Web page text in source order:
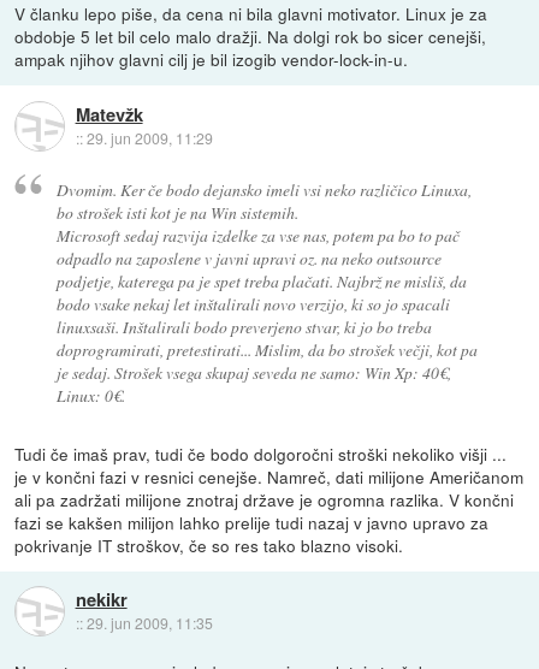
V članku lepo piše, da cena ni bila glavni motivator. Linux je za
obdobje 5 let bil celo malo dražji. Na dolgi rok bo sicer cenejši,
ampak njihov glavni cilj je bil izogib vendor-lock-in-u.
Matevžk
::29. jun 2009, 11:29
Dvomim. Ker če bodo dejansko imeli vsi neko različico Linuxa,
bo strošek isti kot je na Win sistemih.
Microsoft sedaj razvija izdelke za vse nas, potem pa bo to pač
odpadlo na zaposlene v javni upravi oz. na neko outsource
podjetje, katerega pa je spet treba plačati. Najbrž ne misliš, da
bodo vsake nekaj let inštalirali novo verzijo, ki so jo spacali
linuxsaši. Inštalirali bodo preverjeno stvar, ki jo bo treba
doprogramirati, pretestirati... Mislim, da bo strošek večji, kot pa
je sedaj. Strošek vsega skupaj seveda ne samo: Win Xp: 40€,
Linux: 0€.
Tudi če imaš prav, tudi če bodo dolgoročni stroški nekoliko višji ...
je v končni fazi v resnici cenejše. Namreč, dati milijone Američanom
ali pa zadržati milijone znotraj države je ogromna razlika. V končni
fazi se kakšen milijon lahko prelije tudi nazaj v javno upravo za
pokrivanje IT stroškov, če so res tako blazno visoki.
nekikr
::29. jun 2009, 11:35